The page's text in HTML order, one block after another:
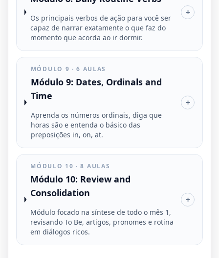
Os principais verbos de ação para você ser
capaz de narrar exatamente o que faz do
momento que acorda ao ir dormir.
+
MÓDULO 9 · 6 AULAS
Módulo 9: Dates, Ordinals and
Time
Aprenda os números ordinais, diga que
horas são e entenda o básico das
preposições in, on, at.
+
MÓDULO 10 · 8 AULAS
Módulo 10: Review and
Consolidation
Módulo focado na síntese de todo o mês 1,
revisando To Be, artigos, pronomes e rotina
em diálogos ricos.
+